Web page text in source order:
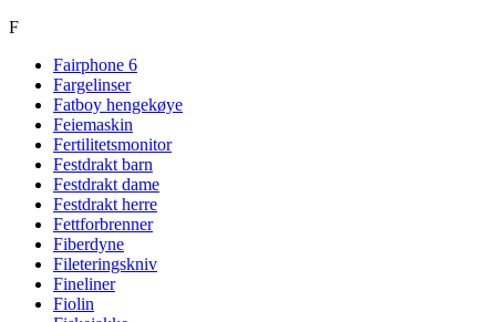
F
Fairphone 6
Fargelinser
Fatboy hengekøye
Feiemaskin
Fertilitetsmonitor
Festdrakt barn
Festdrakt dame
Festdrakt herre
Fettforbrenner
Fiberdyne
Fileteringskniv
Fineliner
Fiolin